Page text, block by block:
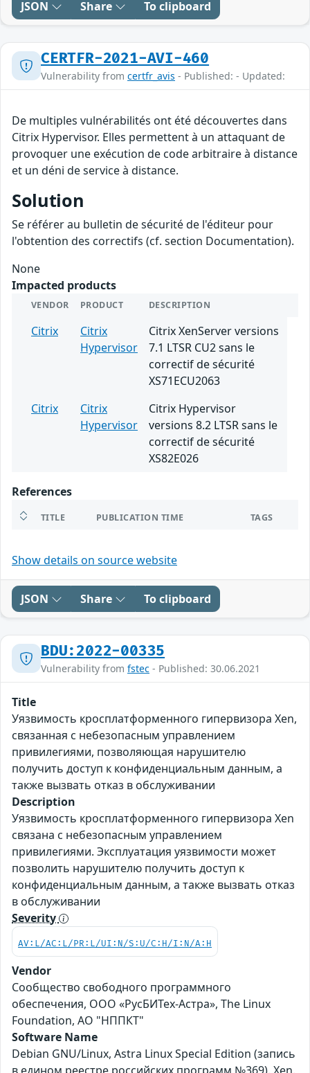
JSON Share To clipboard
CERTFR-2021-AVI-460
Vulnerability from certfr_avis - Published: - Updated:
De multiples vulnérabilités ont été découvertes dans
Citrix Hypervisor. Elles permettent à un attaquant de
provoquer une exécution de code arbitraire à distance
et un déni de service à distance.
Solution
Se référer au bulletin de sécurité de l'éditeur pour
l'obtention des correctifs (cf. section Documentation).
None
Impacted products
VENDOR PRODUCT DESCRIPTION
Citrix
Citrix
Hypervisor
Citrix XenServer versions
7.1 LTSR CU2 sans le
correctif de sécurité
XS71ECU2063
Citrix
Citrix
Hypervisor
Citrix Hypervisor
versions 8.2 LTSR sans le
correctif de sécurité
XS82E026
References
TITLE PUBLICATION TIME TAGS
Show details on source website
JSON Share To clipboard
BDU:2022-00335
Vulnerability from fstec - Published: 30.06.2021
Title
Уязвимость кросплатформенного гипервизора Xen,
связанная с небезопасным управлением
привилегиями, позволяющая нарушителю
получить доступ к конфиденциальным данным, а
также вызвать отказ в обслуживании
Description
Уязвимость кросплатформенного гипервизора Xen
связана с небезопасным управлением
привилегиями. Эксплуатация уязвимости может
позволить нарушителю получить доступ к
конфиденциальным данным, а также вызвать отказ
в обслуживании
Severity
AV:L/AC:L/PR:L/UI:N/S:U/C:H/I:N/A:H
Vendor
Сообщество свободного программного
обеспечения, ООО «РусБИТех-Астра», The Linux
Foundation, АО "НППКТ"
Software Name
Debian GNU/Linux, Astra Linux Special Edition (запись